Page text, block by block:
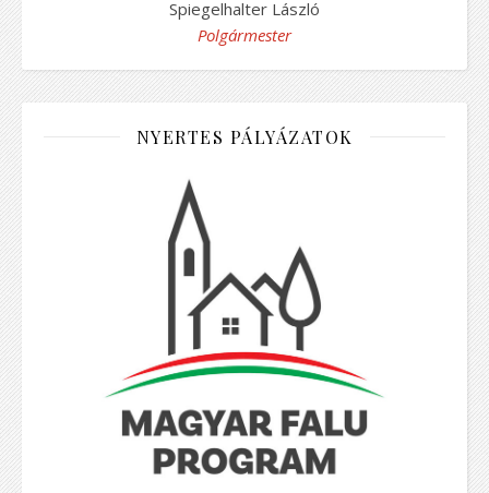
Spiegelhalter László
Polgármester
NYERTES PÁLYÁZATOK